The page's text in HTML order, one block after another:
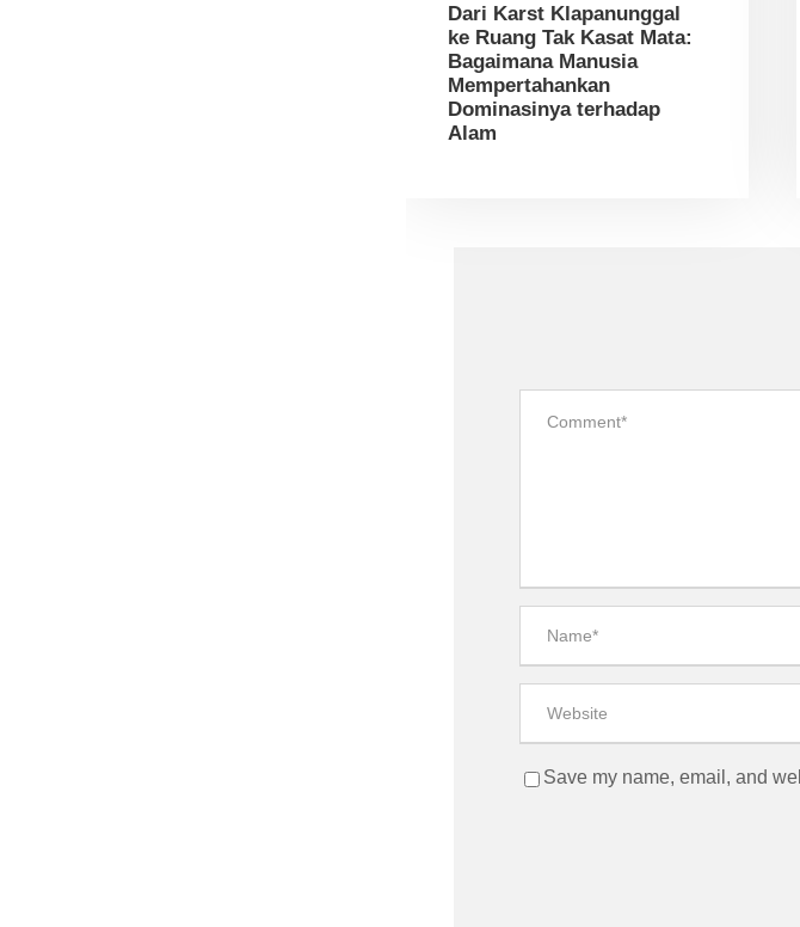
Dari Karst Klapanunggal
ke Ruang Tak Kasat Mata:
Bagaimana Manusia
Mempertahankan
Dominasinya terhadap
Alam
Save my name, email, and